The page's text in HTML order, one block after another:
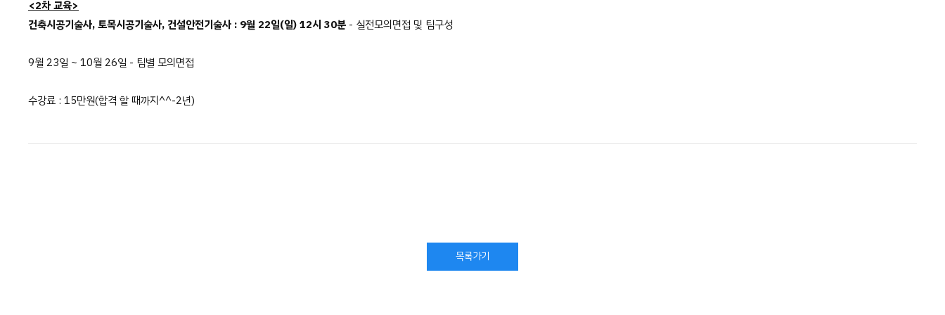
<2차 교육>
건축시공기술사, 토목시공기술사, 건설안전기술사 : 9월 22일(일) 12시 30분 - 실전모의면접 및 팀구성
9월 23일 ~ 10월 26일 - 팀별 모의면접
수강료 : 15만원(합격 할 때까지^^-2년)
목록가기